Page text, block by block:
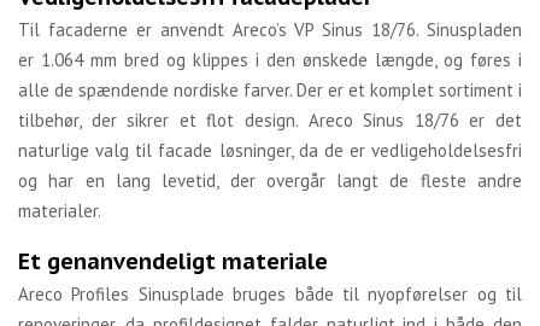
Til facaderne er anvendt Areco’s VP Sinus 18/76. Sinuspladen
er 1.064 mm bred og klippes i den ønskede længde, og føres i
alle de spændende nordiske farver. Der er et komplet sortiment i
tilbehør, der sikrer et flot design. Areco Sinus 18/76 er det
naturlige valg til facade løsninger, da de er vedligeholdelsesfri
og har en lang levetid, der overgår langt de fleste andre
materialer.
Et genanvendeligt materiale
Areco Profiles Sinusplade bruges både til nyopførelser og til